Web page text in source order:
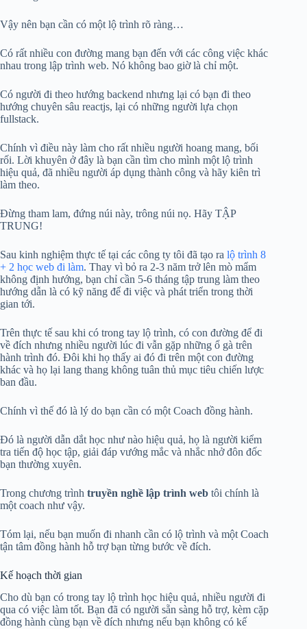
Vậy nên bạn cần có một lộ trình rõ ràng…
Có rất nhiều con đường mang bạn đến với các công việc khác
nhau trong lập trình web. Nó không bao giờ là chỉ một.
Có người đi theo hướng backend nhưng lại có bạn đi theo
hướng chuyên sâu reactjs, lại có những người lựa chọn
fullstack.
Chính vì điều này làm cho rất nhiều người hoang mang, bối
rối. Lời khuyên ở đây là bạn cần tìm cho mình một lộ trình
hiệu quả, đã nhiều người áp dụng thành công và hãy kiên trì
làm theo.
Đừng tham lam, đứng núi này, trông núi nọ. Hãy TẬP
TRUNG!
Sau kinh nghiệm thực tế tại các công ty tôi đã tạo ra lộ trình 8
+ 2 học web đi làm. Thay vì bỏ ra 2-3 năm trở lên mò mẩm
không định hướng, bạn chỉ cần 5-6 tháng tập trung làm theo
hướng dẫn là có kỹ năng để đi việc và phát triển trong thời
gian tới.
Trên thực tế sau khi có trong tay lộ trình, có con đường để đi
về đích nhưng nhiều người lúc đi vẫn gặp những ổ gà trên
hành trình đó. Đôi khi họ thấy ai đó đi trên một con đường
khác và họ lại lang thang không tuân thủ mục tiêu chiến lược
ban đầu.
Chính vì thế đó là lý do bạn cần có một Coach đồng hành.
Đó là người dẫn dắt học như nào hiệu quả, họ là người kiểm
tra tiến độ học tập, giải đáp vướng mắc và nhắc nhở đôn đốc
bạn thường xuyên.
Trong chương trình truyền nghề lập trình web tôi chính là
một coach như vậy.
Tóm lại, nếu bạn muốn đi nhanh cần có lộ trình và một Coach
tận tâm đồng hành hỗ trợ bạn từng bước về đích.
Kế hoạch thời gian
Cho dù bạn có trong tay lộ trình học hiệu quả, nhiều người đi
qua có việc làm tốt. Bạn đã có người sẵn sàng hỗ trợ, kèm cặp
đồng hành cùng bạn về đích nhưng nếu bạn không có kế